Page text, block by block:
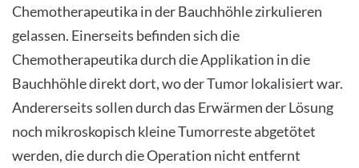
Datenschutz
Chemotherapeutika in der Bauchhöhle zirkulieren
gelassen. Einerseits befinden sich die
Chemotherapeutika durch die Applikation in die
Bauchhöhle direkt dort, wo der Tumor lokalisiert war.
Andererseits sollen durch das Erwärmen der Lösung
noch mikroskopisch kleine Tumorreste abgetötet
werden, die durch die Operation nicht entfernt